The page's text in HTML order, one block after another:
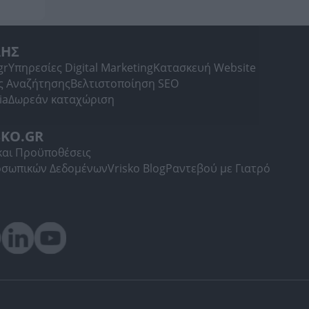
Υπηρεσίες Digital MarketingΚατασκευή Website
ΑναζήτησηςΒελτιστοποίηση SEO
Δωρεάν καταχώριση
Προϋποθέσεις
ΔεδομένωνVrisko BlogΡαντεβού με Γιατρό